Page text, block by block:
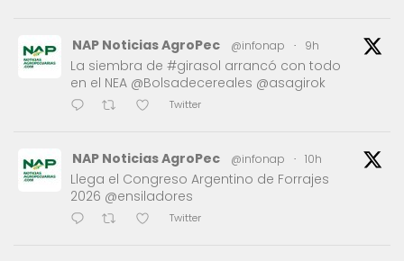
NAP Noticias AgroPec @infonap · 9h
La siembra de #girasol arrancó con todo
en el NEA @Bolsadecereales @asagirok
Twitter
NAP Noticias AgroPec @infonap · 10h
Llega el Congreso Argentino de Forrajes
2026 @ensiladores
Twitter